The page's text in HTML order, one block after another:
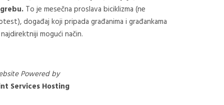
To je mesečna proslava biciklizma (ne
događaj koji pripada građanima i građankama
mogući način.
Powered by
Services Hosting